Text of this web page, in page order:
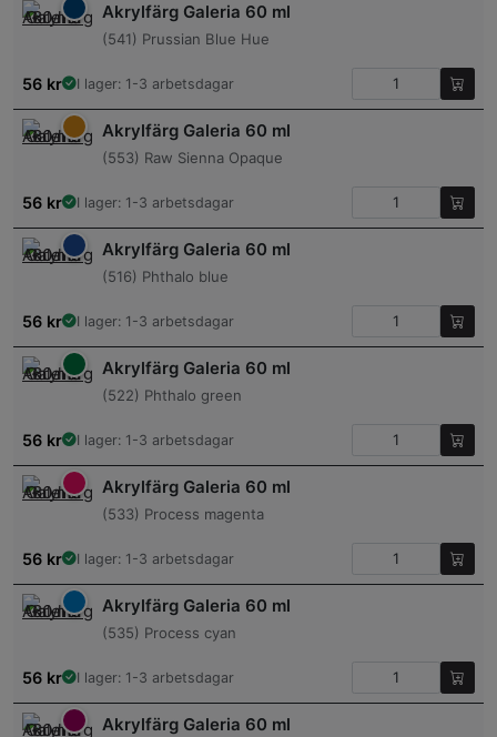
Akrylfärg Galeria 60 ml
(541) Prussian Blue Hue
56 kr I lager: 1-3 arbetsdagar
Akrylfärg Galeria 60 ml
(553) Raw Sienna Opaque
56 kr I lager: 1-3 arbetsdagar
Akrylfärg Galeria 60 ml
(516) Phthalo blue
56 kr I lager: 1-3 arbetsdagar
Akrylfärg Galeria 60 ml
(522) Phthalo green
56 kr I lager: 1-3 arbetsdagar
Akrylfärg Galeria 60 ml
(533) Process magenta
56 kr I lager: 1-3 arbetsdagar
Akrylfärg Galeria 60 ml
(535) Process cyan
56 kr I lager: 1-3 arbetsdagar
Akrylfärg Galeria 60 ml